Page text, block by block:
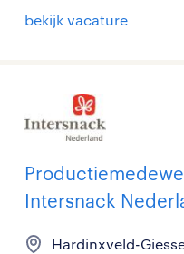
bekijk vacature
Intersnack
Hardinxveld-